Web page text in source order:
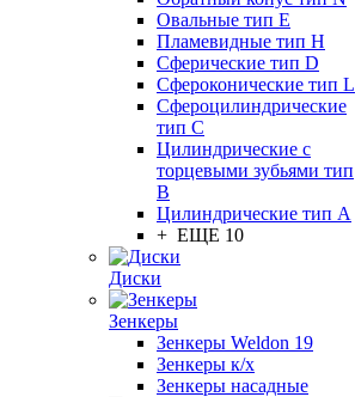
Овальные тип E
Пламевидные тип H
Сферические тип D
Сфероконические тип L
Сфероцилиндрические
тип C
Цилиндрические с
торцевыми зубьями тип
B
Цилиндрические тип А
+ ЕЩЕ 10
Диски
Зенкеры
Зенкеры Weldon 19
Зенкеры к/х
Зенкеры насадные